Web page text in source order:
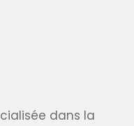
dans la